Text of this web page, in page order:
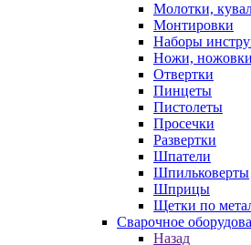
Молотки,
Монтировки
Наборы
Ножи,
Отвертки
Пинцеты
Пистолеты
Просечки
Развертки
Шпатели
Шпильковерты
Шприцы
Щетки по
Сварочное
Назад